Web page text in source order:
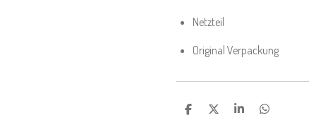
Netzteil
Original Verpackung
T
T
T
T